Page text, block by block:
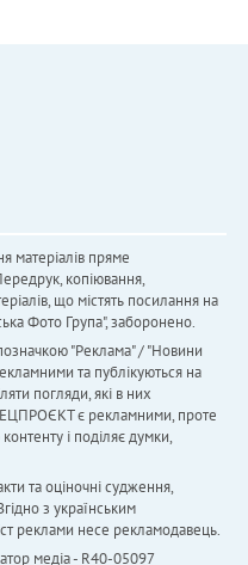
матеріалів пряме
копіювання,
що містять посилання на
Фото Група", заборонено.
"Реклама" / "Новини
та публікуються на
погляди, які в них
є рекламними, проте
і поділяє думки,
та оціночні судження,
з українським
реклами несе рекламодавець.
медіа - R40-05097